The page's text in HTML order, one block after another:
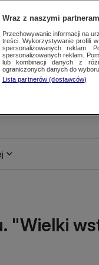
"Wielki
Wraz z naszymi
Przechowywanie informacji na
treści. Wykorzystywanie profili
spersonalizowanych reklam.
spersonalizowanych reklam.
lub kombinacji danych z
ograniczonych danych do
Lista partnerów (dostawców)